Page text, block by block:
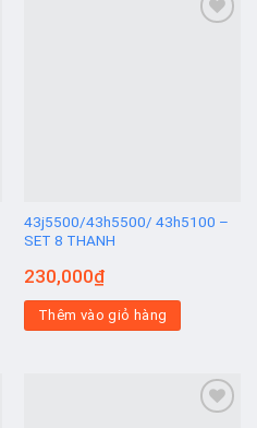
43j5500/43h5500/ 43h5100 –
SET 8 THANH
230,000₫
Thêm vào giỏ hàng